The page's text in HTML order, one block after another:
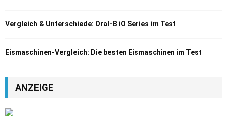
Vergleich & Unterschiede: Oral-B iO Series im Test
Eismaschinen-Vergleich: Die besten Eismaschinen im Test
ANZEIGE